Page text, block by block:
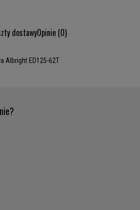
dostawyOpinie (0)
Albright ED125-62T